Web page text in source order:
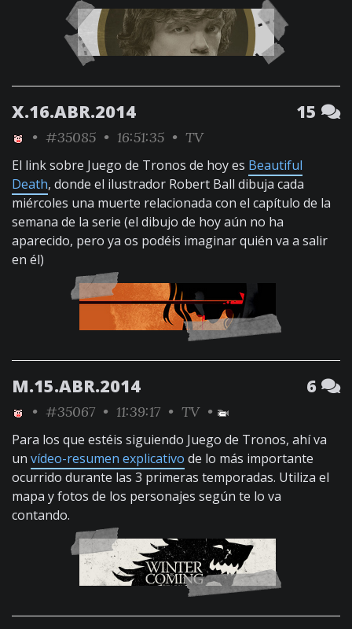
X.16.ABR.2014 15
• #35085 • 16:51:35 • TV
El link sobre Juego de Tronos de hoy es Beautiful
Death, donde el ilustrador Robert Ball dibuja cada
miércoles una muerte relacionada con el capítulo de la
semana de la serie (el dibujo de hoy aún no ha
aparecido, pero ya os podéis imaginar quién va a salir
en él)
M.15.ABR.2014 6
• #35067 • 11:39:17 • TV•
Para los que estéis siguiendo Juego de Tronos, ahí va
un vídeo-resumen explicativo de lo más importante
ocurrido durante las 3 primeras temporadas. Utiliza el
mapa y fotos de los personajes según te lo va
contando.